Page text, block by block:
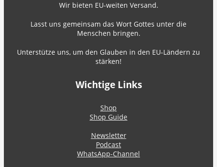
Wir bieten EU-weiten Versand.
Lasst uns gemeinsam das Wort Gottes unter die
Menschen bringen.
Unterstütze uns, um den Glauben in den EU-Ländern zu
stärken!
Wichtige Links
Shop
Shop Guide
Newsletter
Podcast
WhatsApp-Channel